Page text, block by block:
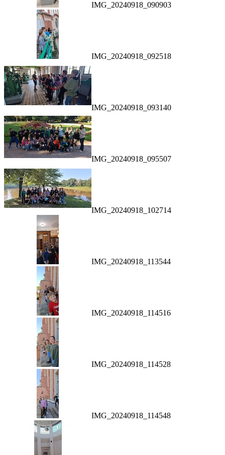
IMG_20240918_090903
IMG_20240918_092518
IMG_20240918_093140
IMG_20240918_095507
IMG_20240918_102714
IMG_20240918_113544
IMG_20240918_114516
IMG_20240918_114528
IMG_20240918_114548